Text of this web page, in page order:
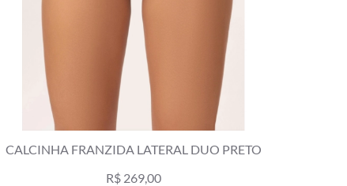
CALCINHA FRANZIDA LATERAL DUO PRETO
R$ 269,00